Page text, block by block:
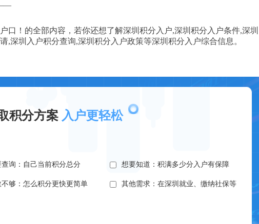
！的全部内容，若你还想了解深圳积分入户,深圳积分入户条件,深圳
,深圳入户积分查询,深圳积分入户政策等深圳积分入户综合信息。
积分方案 入户更轻松
查询：自己当前积分总分 想要知道：积满多少分入户有保障
不够：怎么积分更快更简单 其他需求：在深圳就业、缴纳社保等